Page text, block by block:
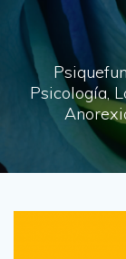
Psicología,